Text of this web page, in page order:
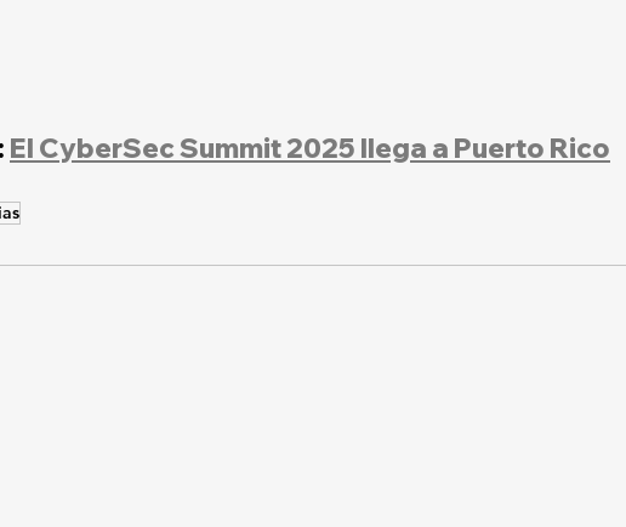
El CyberSec Summit 2025 llega a Puerto Rico